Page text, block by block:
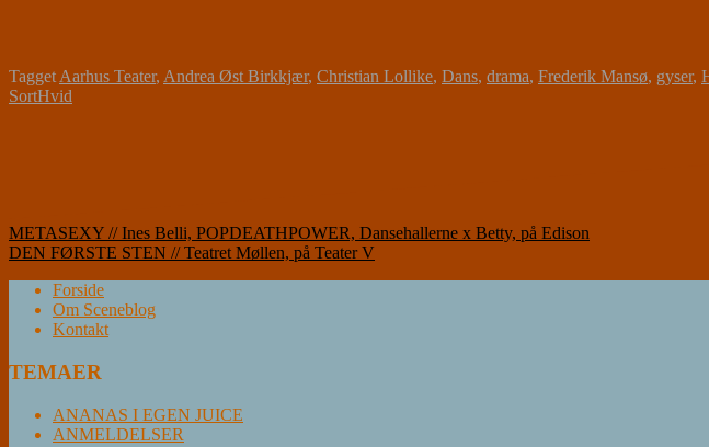
Tagget Aarhus Teater, Andrea Øst Birkkjær, Christian Lollike, Dans, drama, Frederik Mansø, gyser,
SortHvid
Indlægsnavigation
METASEXY // Ines Belli, POPDEATHPOWER, Dansehallerne x Betty, på Edison
DEN FØRSTE STEN // Teatret Møllen, på Teater V
Forside
Om Sceneblog
Kontakt
TEMAER
ANANAS I EGEN JUICE
ANMELDELSER